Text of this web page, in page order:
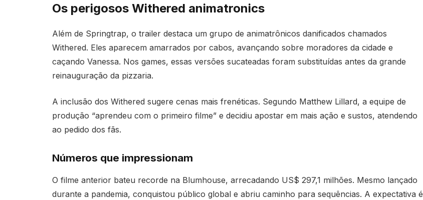
Os perigosos Withered animatronics
Além de Springtrap, o trailer destaca um grupo de animatrônicos danificados chamados
Withered. Eles aparecem amarrados por cabos, avançando sobre moradores da cidade e
caçando Vanessa. Nos games, essas versões sucateadas foram substituídas antes da grande
reinauguração da pizzaria.
A inclusão dos Withered sugere cenas mais frenéticas. Segundo Matthew Lillard, a equipe de
produção “aprendeu com o primeiro filme” e decidiu apostar em mais ação e sustos, atendendo
ao pedido dos fãs.
Números que impressionam
O filme anterior bateu recorde na Blumhouse, arrecadando US$ 297,1 milhões. Mesmo lançado
durante a pandemia, conquistou público global e abriu caminho para sequências. A expectativa é